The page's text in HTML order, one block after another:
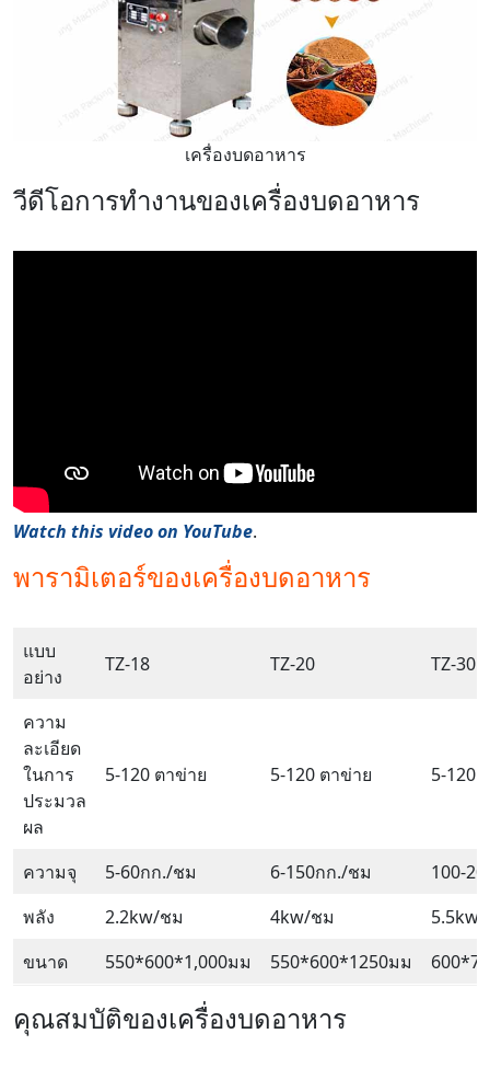
เครื่องบดอาหาร
วีดีโอการทำงานของเครื่องบดอาหาร
Watch this video on YouTube.
พารามิเตอร์ของเครื่องบดอาหาร
แบบ
อย่าง
TZ-18 TZ-20 TZ-30
ความ
ละเอียด
ในการ
ประมวล
ผล
5-120 ตาข่าย 5-120 ตาข่าย 5-120
ความจุ 5-60กก./ชม 6-150กก./ชม
100-
พลัง
2.2kw/ชม 4kw/ชม
ขนาด
550*600*1,000มม 550*600*1250มม
คุณสมบัติของเครื่องบดอาหาร